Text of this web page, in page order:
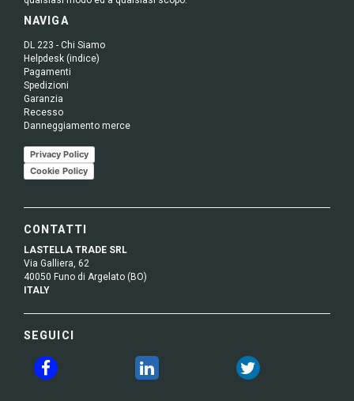
NAVIGA
DL 223 - Chi Siamo
Helpdesk (indice)
Pagamenti
Spedizioni
Garanzia
Recesso
Danneggiamento merce
Privacy Policy
Cookie Policy
CONTATTI
LASTELLA TRADE SRL
Via Galliera, 62
40050 Funo di Argelato (BO)
ITALY
SEGUICI